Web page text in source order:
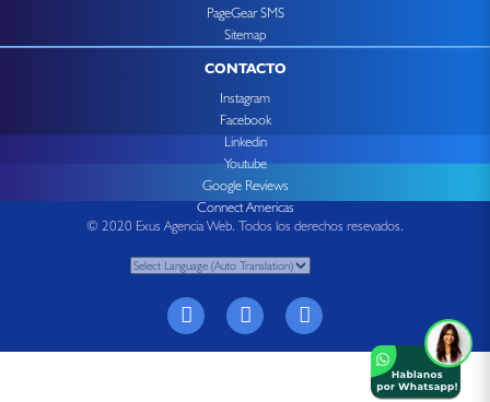
PageGear SMS
Sitemap
CONTACTO
Instagram
Facebook
Linkedin
Youtube
Google Reviews
Connect Americas
© 2020 Exus Agencia Web. Todos los derechos resevados.